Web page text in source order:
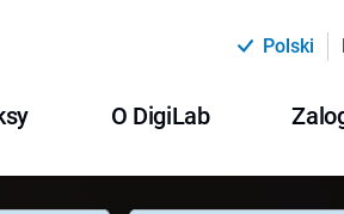
Polski
O DigiLab